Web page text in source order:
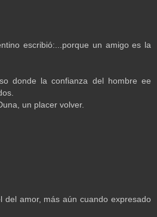
escribió:...porque un amigo es la
donde la confianza del hombre ee
un placer volver.
del amor, más aún cuando expresado